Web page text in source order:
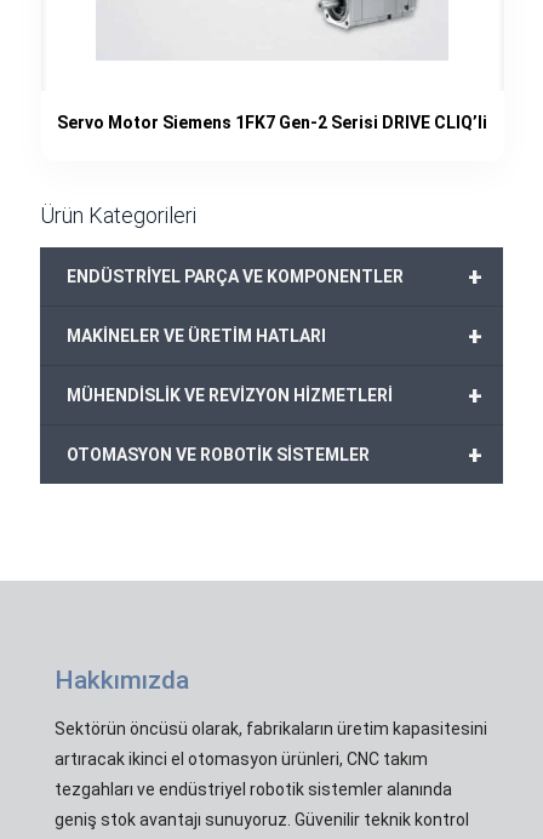
Servo Motor Siemens 1FK7 Gen-2 Serisi DRIVE CLIQ’li
Ürün Kategorileri
+
ENDÜSTRİYEL PARÇA VE KOMPONENTLER
+
MAKİNELER VE ÜRETİM HATLARI
+
MÜHENDİSLİK VE REVİZYON HİZMETLERİ
+
OTOMASYON VE ROBOTİK SİSTEMLER
Hakkımızda
Sektörün öncüsü olarak, fabrikaların üretim kapasitesini
artıracak ikinci el otomasyon ürünleri, CNC takım
tezgahları ve endüstriyel robotik sistemler alanında
geniş stok avantajı sunuyoruz. Güvenilir teknik kontrol